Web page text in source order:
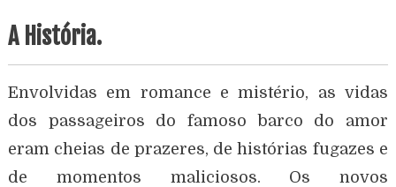
A História.
Envolvidas em romance e mistério, as vidas
dos passageiros do famoso barco do amor
eram cheias de prazeres, de histórias fugazes e
de momentos maliciosos. Os novos